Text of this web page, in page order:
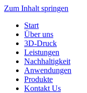
Zum Inhalt springen
Start
Über uns
3D-Druck
Leistungen
Nachhaltigkeit
Anwendungen
Produkte
Kontakt Us